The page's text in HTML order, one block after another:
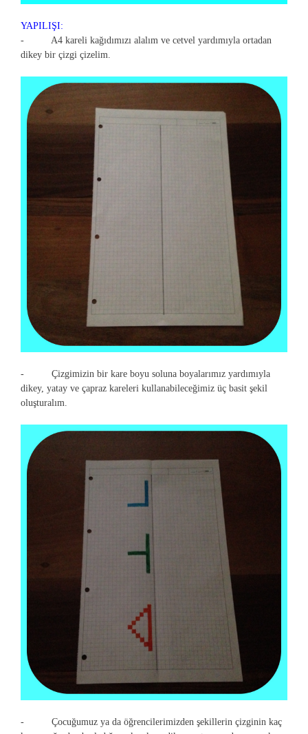
YAPILIŞI:
- A4 kareli kağıdımızı alalım ve cetvel yardımıyla ortadan
dikey bir çizgi çizelim.
- Çizgimizin bir kare boyu soluna boyalarımız yardımıyla
dikey, yatay ve çapraz kareleri kullanabileceğimiz üç basit şekil
oluşturalım.
- Çocuğumuz ya da öğrencilerimizden şekillerin çizginin kaç